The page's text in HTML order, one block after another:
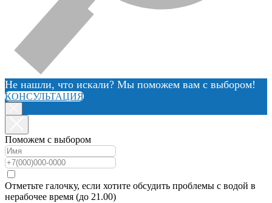
Не нашли, что искали? Мы поможем вам с выбором!
КОНСУЛЬТАЦИЯ
Поможем с выбором
Отметьте галочку, если хотите обсудить проблемы с водой в
нерабочее время (до 21.00)